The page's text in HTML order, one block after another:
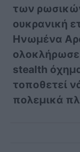
των
ουκρανική
Ηνωμένα
stealth
τοποθετεί
πολεμικά